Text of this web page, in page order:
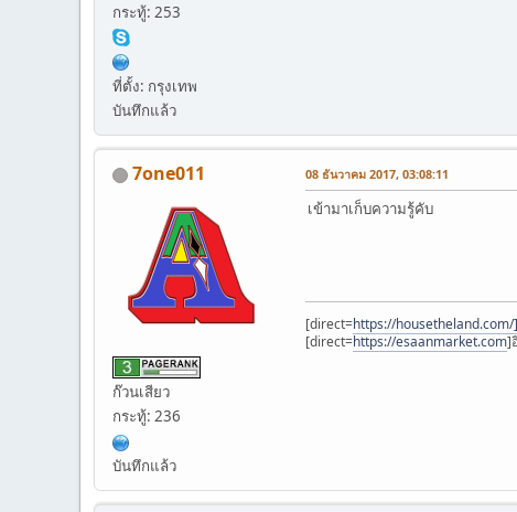
กระทู้: 253
ที่ตั้ง: กรุงเทพ
บันทึกแล้ว
7one011
ก๊วนเสียว
กระทู้: 236
บันทึกแล้ว
08 ธันวาคม 2017, 03:08:11
เข้ามาเก็บความรู้คับ
[direct=https://
[direct=https://esaanmarket.com]